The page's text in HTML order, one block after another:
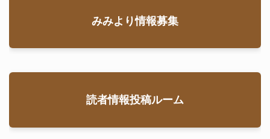
みみより情報募集
読者情報投稿ルーム